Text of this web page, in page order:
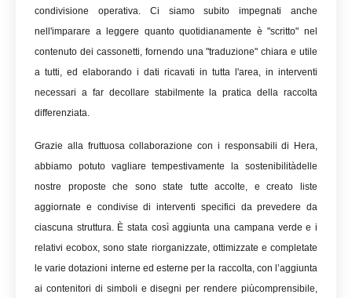
condivisione operativa. Ci siamo subito impegnati anche
nell'imparare a leggere quanto quotidianamente è "scritto" nel
contenuto dei cassonetti, fornendo una "traduzione" chiara e utile
a tutti, ed elaborando i dati ricavati in tutta l'area, in interventi
necessari a far decollare stabilmente la pratica della raccolta
differenziata.
Grazie alla fruttuosa collaborazione con i responsabili di Hera,
abbiamo potuto vagliare tempestivamente la sostenibilitàdelle
nostre proposte che sono state tutte accolte, e creato liste
aggiornate e condivise di interventi specifici da prevedere da
ciascuna struttura. È stata così aggiunta una campana verde e i
relativi ecobox, sono state riorganizzate, ottimizzate e completate
le varie dotazioni interne ed esterne per la raccolta, con l’aggiunta
ai contenitori di simboli e disegni per rendere piùcomprensibile,